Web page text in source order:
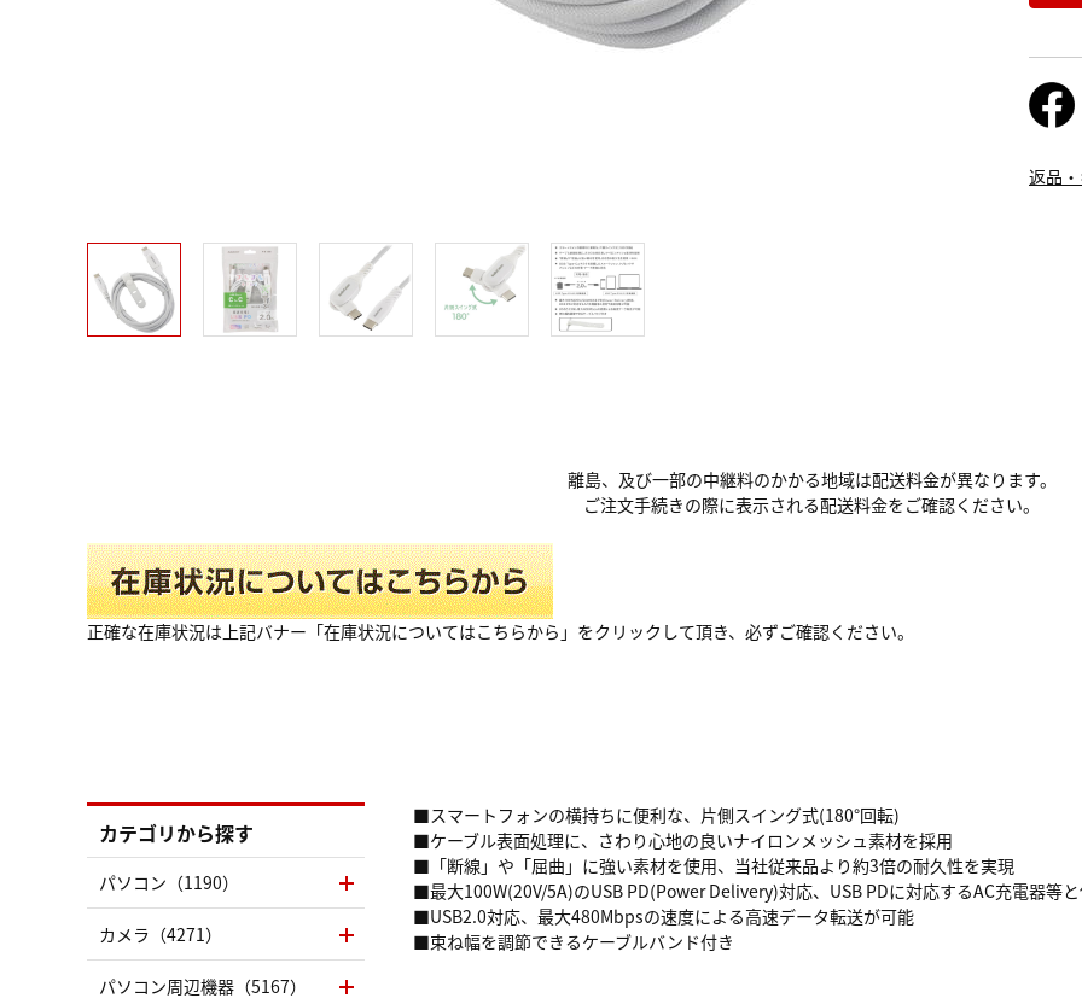
返品
離島、及び一部の中継料のかかる地域は配送料金が異なります。
ご注文手続きの際に表示される配送料金をご確認ください。
正確な在庫状況は上記バナー「在庫状況についてはこちらから」をクリックして頂き、必ずご確認ください。
■スマートフォンの横持ちに便利な、片側スイング式(180°回転)
■ケーブル表面処理に、さわり心地の良いナイロンメッシュ素材を採用
■「断線」や「屈曲」に強い素材を使用、当社従来品より約3倍の耐久性を実現
■最大100W(20V/5A)のUSB PD(Power Delivery)対応、USB PDに対応するAC充電器等
■USB2.0対応、最大480Mbpsの速度による高速データ転送が可能
■束ね幅を調節できるケーブルバンド付き
カテゴリから探す
パソコン（1190）
カメラ（4271）
パソコン周辺機器（5167）